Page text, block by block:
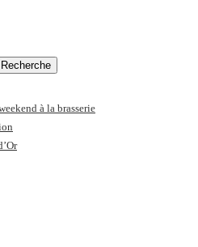
à la brasserie